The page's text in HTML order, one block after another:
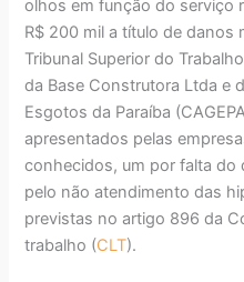
olhos em função do serviço
R$ 200 mil a título de danos
Tribunal Superior do
da Base Construtora Ltda e
Esgotos da Paraíba
apresentados pelas
conhecidos, um por falta do
pelo não atendimento das
previstas no artigo 896 da
trabalho (CLT).